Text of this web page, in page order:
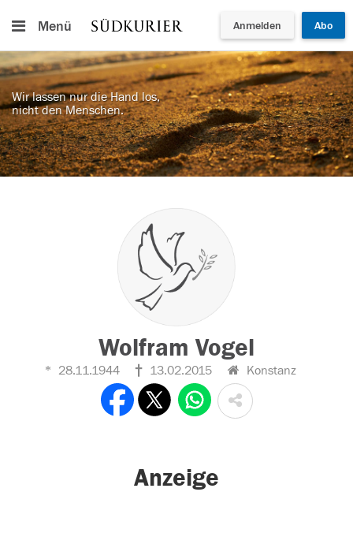
Menü Anmelden Abo
Wir lassen nur die Hand los,
nicht den Menschen.
Wolfram Vogel
28.11.1944 13.02.2015 Konstanz
Anzeige